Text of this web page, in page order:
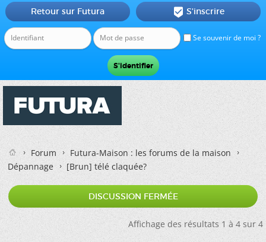
Se souvenir de moi ?
Retour sur Futura  S'inscrire
Forum
Futura-Maison : les forums de la maison
Dépannage
[Brun]télé claquée?
DISCUSSION FERMÉE
Affichage des résultats 1 à 4 sur 4